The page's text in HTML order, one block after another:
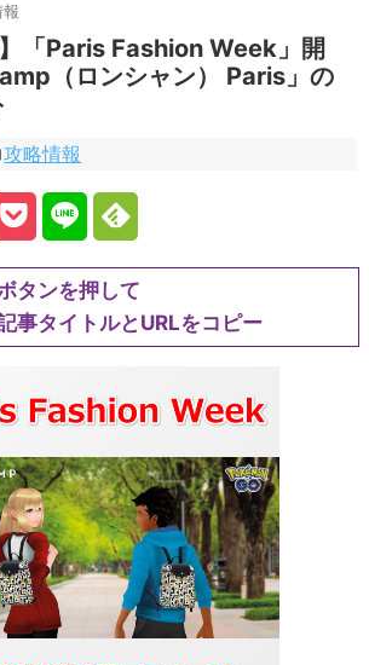
】「Paris Fashion Week」開
（ロンシャン） Paris」の
攻略情報
タンを押して
事タイトルとURLをコピー